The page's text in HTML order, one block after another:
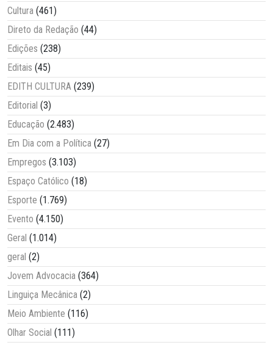
Cultura (461)
Direto da Redação (44)
Edições (238)
Editais (45)
EDITH CULTURA (239)
Editorial (3)
Educação (2.483)
Em Dia com a Política (27)
Empregos (3.103)
Espaço Católico (18)
Esporte (1.769)
Evento (4.150)
Geral (1.014)
geral (2)
Jovem Advocacia (364)
Linguiça Mecânica (2)
Meio Ambiente (116)
Olhar Social (111)